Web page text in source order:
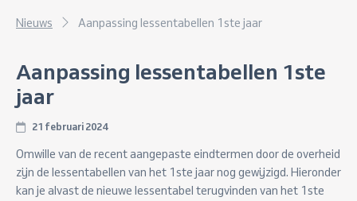
Nieuws Aanpassing lessentabellen 1ste jaar
Aanpassing lessentabellen 1ste
jaar
21 februari 2024
Omwille van de recent aangepaste eindtermen door de overheid
zijn de lessentabellen van het 1ste jaar nog gewijzigd. Hieronder
kan je alvast de nieuwe lessentabel terugvinden van het 1ste